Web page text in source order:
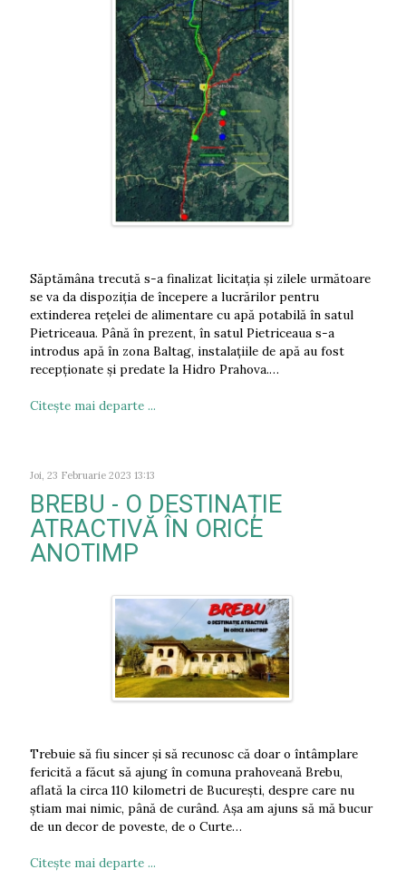
Săptămâna trecută s-a finalizat licitația și zilele următoare
se va da dispoziția de începere a lucrărilor pentru
extinderea rețelei de alimentare cu apă potabilă în satul
Pietriceaua. Până în prezent, în satul Pietriceaua s-a
introdus apă în zona Baltag, instalațiile de apă au fost
recepționate și predate la Hidro Prahova.…
Citeşte mai departe ...
Joi, 23 Februarie 2023 13:13
BREBU - O DESTINAȚIE
ATRACTIVĂ ÎN ORICE
ANOTIMP
Trebuie să fiu sincer și să recunosc că doar o întâmplare
fericită a făcut să ajung în comuna prahoveană Brebu,
aflată la circa 110 kilometri de București, despre care nu
știam mai nimic, până de curând. Așa am ajuns să mă bucur
de un decor de poveste, de o Curte…
Citeşte mai departe ...